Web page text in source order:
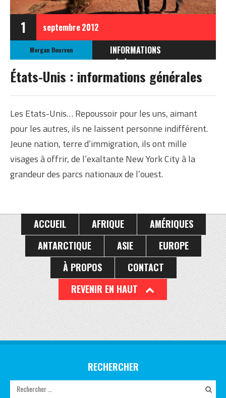
1 septembre2012
Morgan Bourven
INFORMATIONS
INFOS GÉNÉRALES SUR
LES ÉTATS-UNIS
États-Unis : informations générales
Les Etats-Unis… Repoussoir pour les uns, aimant
pour les autres, ils ne laissent personne indifférent.
Jeune nation, terre d’immigration, ils ont mille
visages à offrir, de l’exaltante New York City à la
grandeur des parcs nationaux de l’ouest.
ACCUEIL AFRIQUE
AMÉRIQUES
ANTARCTIQUE
ASIE
EUROPE
À PROPOS
CONTACT
REVENIR EN HAUT
RECHERCHER